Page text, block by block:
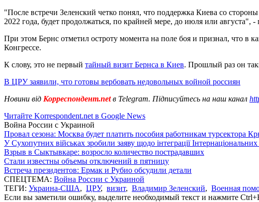
"После встречи Зеленский четко понял, что поддержка Киева со
2022 года, будет продолжаться, по крайней мере, до июля или августа", -
При этом Бернс отметил остроту момента на поле боя и признал, что в
Конгрессе.
К слову, это не первый тайный визит Бернса в Киев. Прошлый раз он
В ЦРУ заявили, что готовы вербовать недовольных войной россиян
Новини від Корреспондент.netв Telegram. Підписуйтесь на наш канал
Читайте Korrespondent.net в Google News
Война России с Украиной
Провал сезона: Москва будет платить пособия работникам турсектора
У Сухопутних військах зробили заяву щодо інтеграції Інтернаціональних
Взрыв в Сыктывкаре: возросло количество пострадавших
Стали известны объемы отключений в пятницу
Встреча президентов: Ермак и Рубио обсудили детали
СПЕЦТЕМА: Война России с Украиной
ТЕГИ: Украина-США, ЦРУ, визит, Владимир Зеленский, Военная
Если вы заметили ошибку, выделите необходимый текст и нажмите